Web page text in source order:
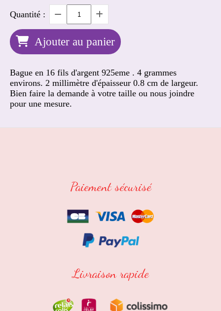
Quantité :
Ajouter au panier
Bague en 16 fils d'argent 925eme . 4 grammes
environs. 2 millimètre d'épaisseur 0.8 cm de largeur.
Bien faire la demande à votre taille ou nous joindre
pour une mesure.
Paiement sécurisé
Livraison rapide